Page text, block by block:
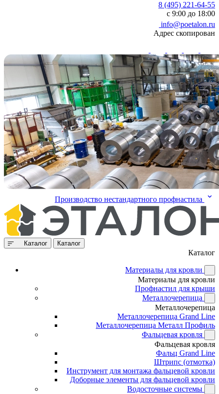
8 (495) 221-64-55
с 9:00 до 18:00
info@poetalon.ru
Адрес скопирован
Производство нестандартного профнастила
Каталог Каталог
Каталог
Материалы для кровли
Материалы для кровли
Профнастил для крыши
Металлочерепица
Металлочерепица
Металлочерепица Grand Line
Металлочерепица Металл Профиль
Фальцевая кровля
Фальцевая кровля
Фальц Grand Line
Штрипс (отмотка)
Инструмент для монтажа фальцевой кровли
Доборные элементы для фальцевой кровли
Водосточные системы